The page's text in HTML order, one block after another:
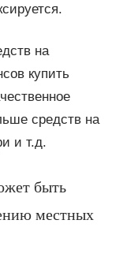
на
купить
средств на
и т.д.
быть
местных